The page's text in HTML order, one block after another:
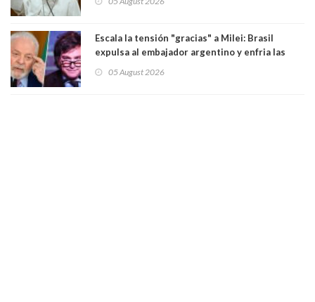
Escala la tensión "gracias" a Milei: Brasil
expulsa al embajador argentino y enfria las
trasandino
05 August 2026